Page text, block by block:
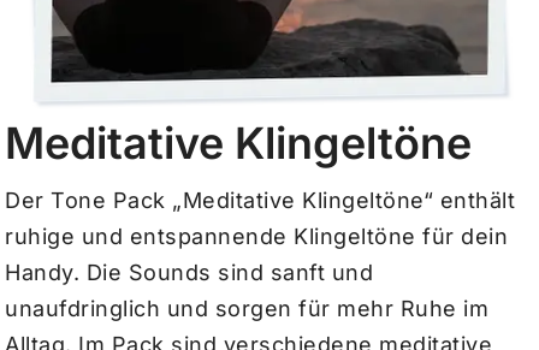
Meditative Klingeltöne
Der Tone Pack „Meditative Klingeltöne“ enthält
ruhige und entspannende Klingeltöne für dein
Handy. Die Sounds sind sanft und
unaufdringlich und sorgen für mehr Ruhe im
Alltag. Im Pack sind verschiedene meditative